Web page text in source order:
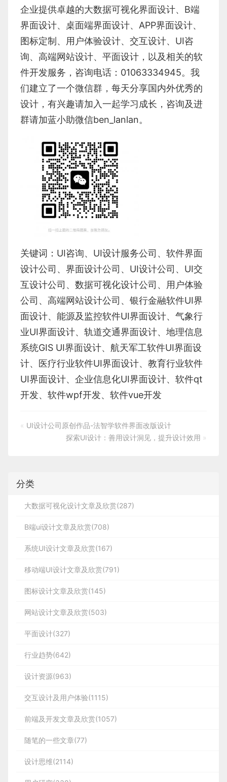
企业提供卓越的大数据可视化界面设计、 B端
界面设计、 桌面端界面设计、 APP界面设计、
图标定制 、 用户体验设计、 交互设计、 UI咨
询、 高端网站设计、 平面设计 ，以及相关的软
件开发服务，咨询电话：01063334945。我
们建立了一个微信群，每天分享国内外优秀的
设计，有兴趣请加入一起学习成长，咨询及进
群请加蓝小助微信ben_lanlan。
关键词： UI咨询、 UI设计服务公司 、 软件界面
设计公司、界面设计公司、 UI设计公司 、 UI交
互设计公司 、 数据可视化设计公司 、 用户体验
公司 、 高端网站设计公司 、 银行金融软件UI界
面设计、 能源及监控软件UI界面设计、 气象行
业UI界面设计、 轨道交通界面设计、 地理信息
系统GIS UI界面设计、 航天军工软件UI界面设
计、 医疗行业软件UI界面设计、 教育行业软件
UI界面设计、 企业信息化UI界面设计、 软件qt
开发、 软件wpf开发、 软件vue开发
« UI设计公司原创作品-法智学软件界面改版设计
探索UI设计：善用设计洞见，提升设计效用 »
分类
大数据可视化设计文章及欣赏(287)
B端ui设计文章及欣赏(708)
系统UI设计文章及欣赏(167)
移动端UI设计文章及欣赏(791)
图标设计文章及欣赏(145)
网站设计文章及欣赏(503)
平面设计(327)
行业趋势(642)
设计资源(963)
交互设计及用户体验(1115)
前端及开发文章及欣赏(1057)
随笔的一些文章(77)
设计思维(2114)